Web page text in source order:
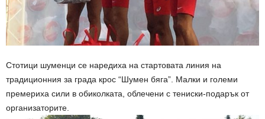
Стотици шуменци се наредиха на стартовата линия на
традиционния за града крос “Шумен бяга”. Малки и големи
премериха сили в обиколката, облечени с тениски-подарък от
организаторите.